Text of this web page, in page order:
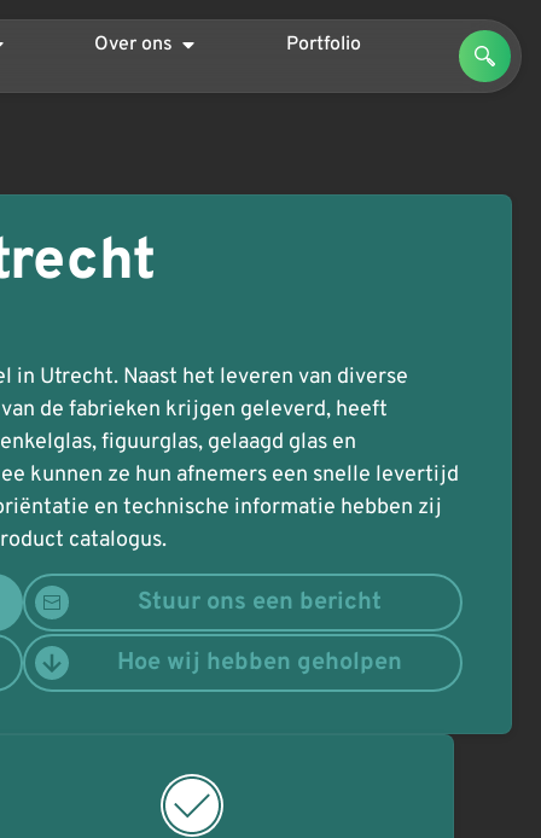
Over ons Portfolio
in Utrecht. Naast het leveren van diverse
de fabrieken krijgen geleverd, heeft
figuurglas, gelaagd glas en
kunnen ze hun afnemers een snelle levertijd
en technische informatie hebben zij
catalogus.
Stuur ons een bericht
Hoe wij hebben geholpen